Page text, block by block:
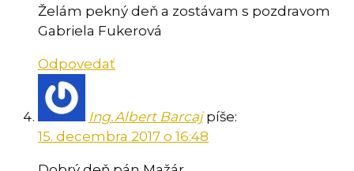
Želám pekný deň a zostávam s pozdravom
Gabriela Fukerová
Odpovedať
Ing.Albert Barcaj píše:
15. decembra 2017 o 16:48